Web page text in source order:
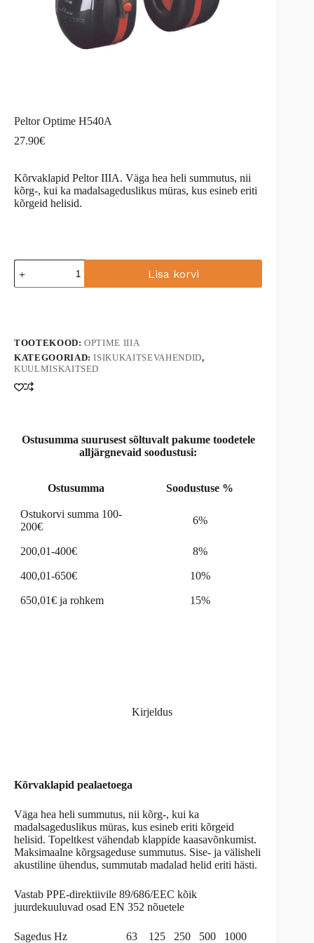
Peltor Optime H540A
27.90€
Kõrvaklapid Peltor IIIA. Väga hea heli summutus, nii
kõrg-, kui ka madalsageduslikus müras, kus esineb eriti
kõrgeid helisid.
Peltor
Optime
H540A
Lisa korvi
r
n
a
t
TOOTEKOOD:OPTIME IIIA
KATEGOORIAD:ISIKUKAITSEVAHENDID,
KUULMISKAITSED
Ostusumma suurusest sõltuvalt pakume toodetele
alljärgnevaid soodustusi:
Ostusumma Soodustuse %
Ostukorvi summa 100-
200€
6%
200,01-400€ 8%
400,01-650€ 10%
650,01€ ja rohkem 15%
Kirjeldus
Kõrvaklapid pealaetoega
Väga hea heli summutus, nii kõrg-, kui ka
madalsageduslikus müras, kus esineb eriti kõrgeid
helisid. Topeltkest vähendab klappide kaasavõnkumist.
Maksimaalne kõrgsageduse summutus. Sise- ja välisheli
akustiline ühendus, summutab madalad helid eriti hästi.
Vastab PPE-direktiivile 89/686/EEC kõik
juurdekuuluvad osad EN 352 nõuetele
Sagedus Hz 63 125 250 500 1000